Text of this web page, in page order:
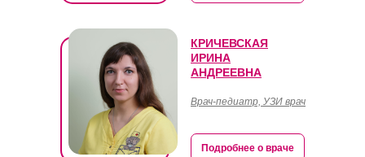
КРИЧЕВСКАЯ
ИРИНА
АНДРЕЕВНА
Врач-педиатр, УЗИ врач
Подробнее о враче